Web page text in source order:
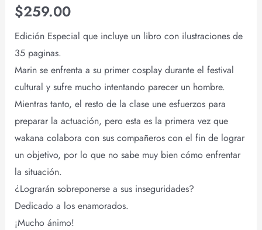
$259.00
Edición Especial que incluye un libro con ilustraciones de
35 paginas.
Marin se enfrenta a su primer cosplay durante el festival
cultural y sufre mucho intentando parecer un hombre.
Mientras tanto, el resto de la clase une esfuerzos para
preparar la actuación, pero esta es la primera vez que
wakana colabora con sus compañeros con el fin de lograr
un objetivo, por lo que no sabe muy bien cómo enfrentar
la situación.
¿Lograrán sobreponerse a sus inseguridades?
Dedicado a los enamorados.
¡Mucho ánimo!